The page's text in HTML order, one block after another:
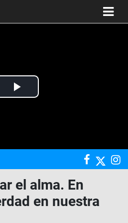
Play
el alma. En
en nuestra